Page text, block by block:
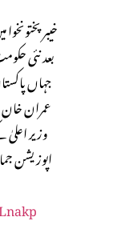
بعد نئی
جہاں
عمران
وزیر
اپوزیشن